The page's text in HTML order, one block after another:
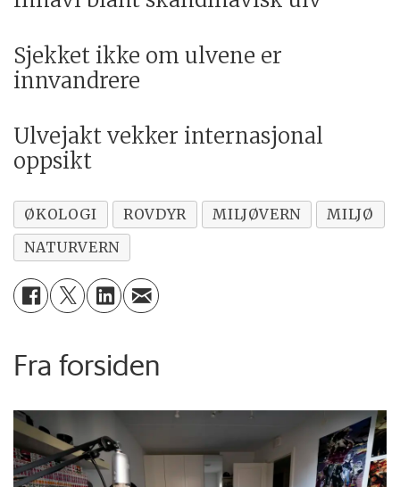
Sjekket ikke om ulvene er
innvandrere
Ulvejakt vekker internasjonal
oppsikt
ØKOLOGI ROVDYR MILJØVERN
MILJØ
NATURVERN
Fra forsiden